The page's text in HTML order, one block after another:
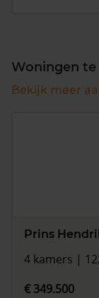
Woningen te
Bekijk meer
Prins
4 kamers |
€ 349.500